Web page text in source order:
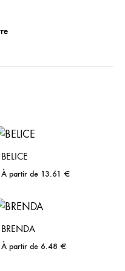
BELICE
À partir de 13.61 €
BRENDA
À partir de 6.48 €